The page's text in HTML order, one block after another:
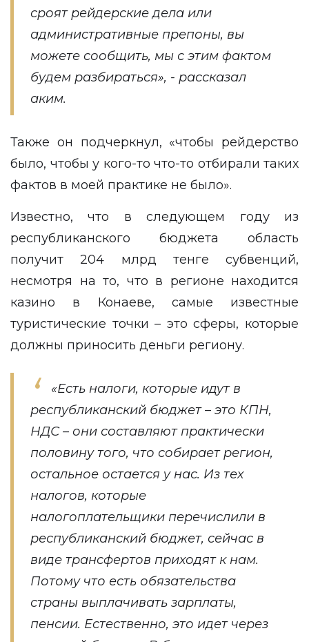
сроят рейдерские дела или
административные препоны, вы
можете сообщить, мы с этим фактом
будем разбираться», - рассказал
аким.
Также он подчеркнул, «чтобы рейдерство
было, чтобы у кого-то что-то отбирали таких
фактов в моей практике не было».
Известно, что в следующем году из
республиканского бюджета область
получит 204 млрд тенге субвенций,
несмотря на то, что в регионе находится
казино в Конаеве, самые известные
туристические точки – это сферы, которые
должны приносить деньги региону.
«Есть налоги, которые идут в
республиканский бюджет – это КПН,
НДС – они составляют практически
половину того, что собирает регион,
остальное остается у нас. Из тех
налогов, которые
налогоплательщики перечислили в
республиканский бюджет, сейчас в
виде трансфертов приходят к нам.
Потому что есть обязательства
страны выплачивать зарплаты,
пенсии. Естественно, это идет через